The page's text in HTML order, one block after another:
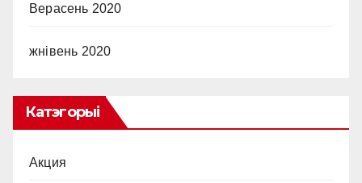
Верасень 2020
жнівень 2020
Катэгорыі
Акция